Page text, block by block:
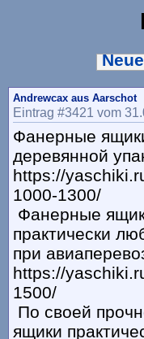
Andrewcax aus Aarschot
Eintrag #3421 vom
Фанерные
деревянной
https://
1000-1300/
Фанерные
практически
при
https://
1500/
По своей
ящики